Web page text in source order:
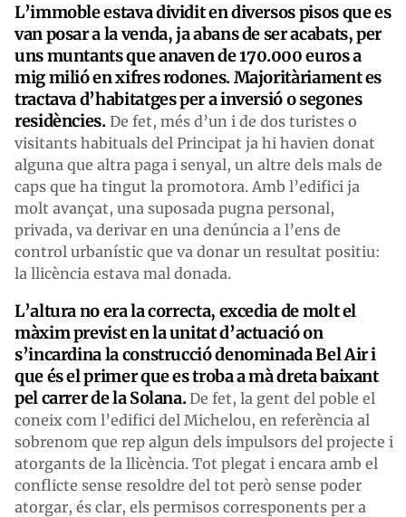
L’immoble estava dividit en diversos pisos que es
van posar a la venda, ja abans de ser acabats, per
uns muntants que anaven de 170.000 euros a
mig milió en xifres rodones. Majoritàriament es
tractava d’habitatges per a inversió o segones
residències.De fet, més d’un i de dos turistes o
visitants habituals del Principat ja hi havien donat
alguna que altra paga i senyal, un altre dels mals de
caps que ha tingut la promotora. Amb l’edifici ja
molt avançat, una suposada pugna personal,
privada, va derivar en una denúncia a l’ens de
control urbanístic que va donar un resultat positiu:
la llicència estava mal donada.
L’altura no era la correcta, excedia de molt el
màxim previst en la unitat d’actuació on
s’incardina la construcció denominada Bel Air i
que és el primer que es troba a mà dreta baixant
pel carrer de la Solana.De fet, la gent del poble el
coneix com l’edifici del Michelou, en referència al
sobrenom que rep algun dels impulsors del projecte i
atorgants de la llicència. Tot plegat i encara amb el
conflicte sense resoldre del tot però sense poder
atorgar, és clar, els permisos corresponents per a